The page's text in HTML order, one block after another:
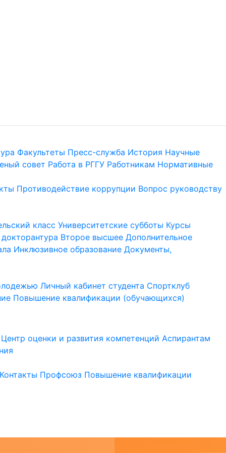
Факультеты Пресс-служба История Научные
совет Работа в РГГУ Работникам Нормативные
Противодействие коррупции Вопрос руководству
класс Университетские субботы Курсы
Второе высшее Дополнительное
Инклюзивное образование Документы,
Личный кабинет студента Спортклуб
Повышение квалификации (обучающихся)
Центр оценки и развития компетенций Аспирантам
Контакты Профсоюз Повышение квалификации